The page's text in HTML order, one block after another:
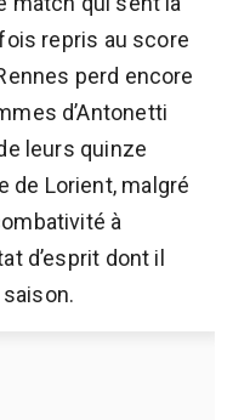
repris au score
perd encore
d’Antonetti
leurs quinze
de Lorient, malgré
à
d’esprit dont il